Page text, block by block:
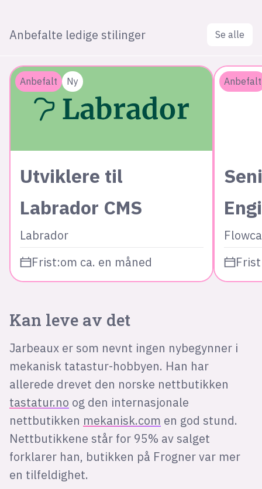
Anbefalte ledige stilinger Se alle
Anbefalt Ny
Utviklere til
Labrador CMS
Labrador
Frist:om ca. en måned
Anbefalt
Kan leve av det
Jarbeaux er som nevnt ingen nybegynner i
mekanisk tatastur-hobbyen. Han har
allerede drevet den norske nettbutikken
tastatur.no og den internasjonale
nettbutikken mekanisk.com en god stund.
Nettbutikkene står for 95% av salget
forklarer han, butikken på Frogner var mer
en tilfeldighet.